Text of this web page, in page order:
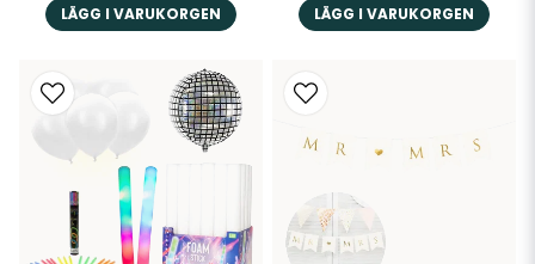
LÄGG I VARUKORGEN LÄGG I VARUKORGEN